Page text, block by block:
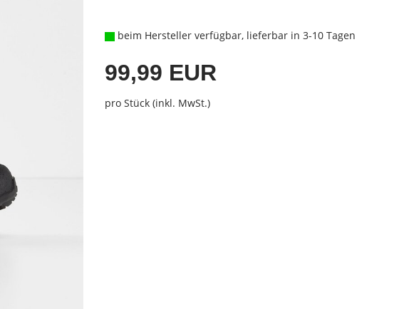
beim Hersteller verfügbar, lieferbar in 3-10 Tagen
99,99 EUR
pro Stück (inkl. MwSt.)